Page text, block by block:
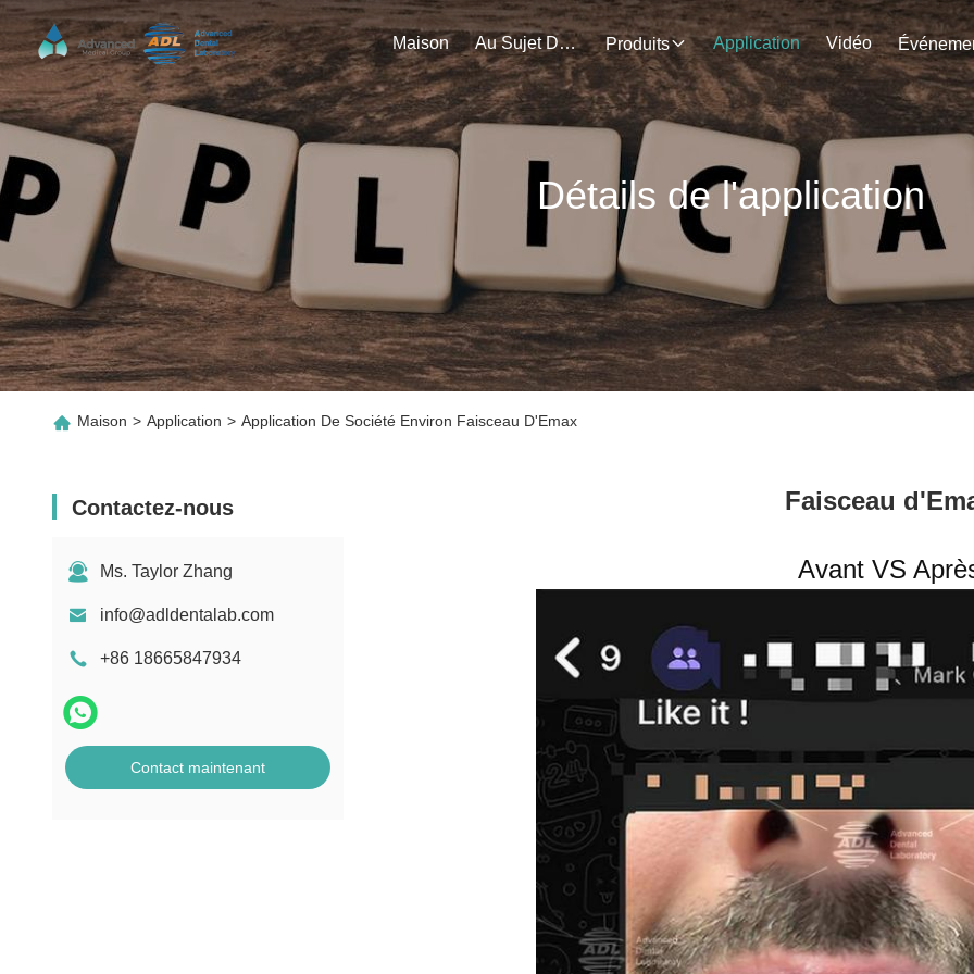
Maison Au Sujet De Nous Produits Application Vidéo
Détails de l'application
Maison > Application > Application De Société Environ Faisceau D'Emax
Contactez-nous
Ms. Taylor Zhang
info@adldentalab.com
+86 18665847934
Contact maintenant
Faisceau
Avant VS